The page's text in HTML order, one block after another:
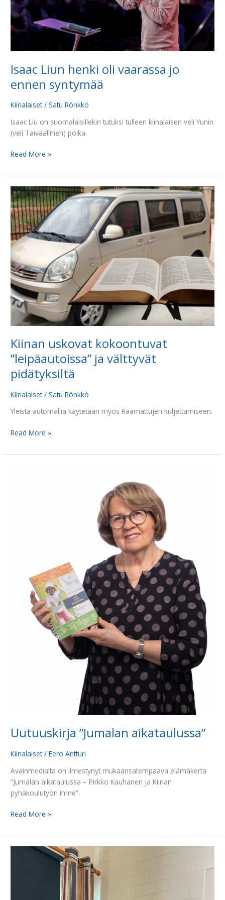
Isaac Liun henki oli vaarassa jo
ennen syntymää
Kiinalaiset/Satu Rönkkö
Isaac Liu on suomalaisillekin tutuksi tulleen kiinalaisen veli Yunin
(veli Taivaallinen) poika.
Read More »
Kiinan uskovat kokoontuvat
”leipäautoissa” ja välttyvät
pidätyksiltä
Kiinalaiset/Satu Rönkkö
Yleistä automallia käytetään myös Raamattujen kuljettamiseen.
Kiinan
uskovat
kokoontuvat
”leipäautoissa”
ja
välttyvät
pidätyksiltä
Read More »
Uutuuskirja ”Jumalan aikataulussa”
Kiinalaiset/Eero Antturi
Avainmedialta on ilmestynyt mukaansatempaava elämäkerta
”Jumalan aikataulussa – Pirkko Kauhanen ja Kiinan
pyhäkoulutyön ihme”.
Read More »